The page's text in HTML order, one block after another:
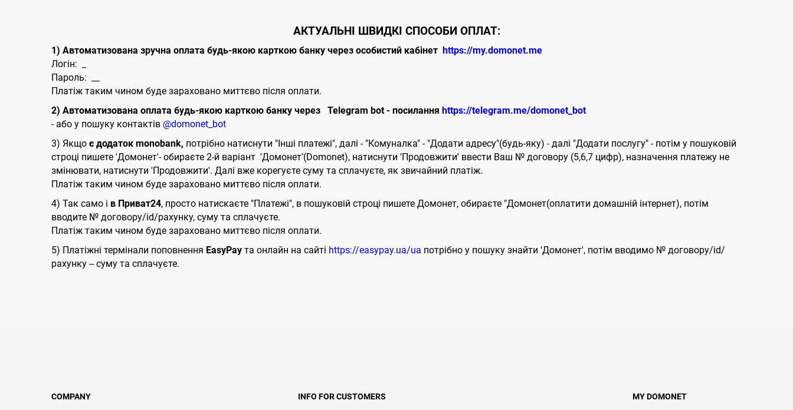
АКТУАЛЬНІ ШВИДКІ СПОСОБИ ОПЛАТ:
1) Автоматизована зручна оплата будь-якою карткою банку через особистий кабінет https://my.domonet.me
Логін: _
Пароль: __
Платіж таким чином буде зараховано миттєво після оплати.
2) Автоматизована оплата будь-якою карткою банку через Telegram bot - посилання https://telegram.me/domonet_bot
- або у пошуку контактів @domonet_bot
3) Якщо є додаток monobank, потрібно натиснути "Інші платежі", далі - "Комуналка" - "Додати адресу"(будь-яку) - далі "Додати послугу" - потім у пошуковій
строці пишете 'Домонет'- обираєте 2-й варіант 'Домонет'(Domonet), натиснути 'Продовжити' ввести Ваш № договору (5,6,7 цифр), назначення платежу не
змінювати, натиснути 'Продовжити'. Далі вже корегуєте суму та сплачуєте, як звичайний платіж.
Платіж таким чином буде зараховано миттєво після оплати.
4) Так само і в Приват24, просто натискаєте "Платежі", в пошуковій строці пишете Домонет, обираєте "Домонет(оплатити домашній інтернет), потім
вводите № договору/id/рахунку, суму та сплачуєте.
Платіж таким чином буде зараховано миттєво після оплати.
5) Платіжні термінали поповнення EasyPay та онлайн на сайті https://easypay.ua/ua потрібно у пошуку знайти 'Домонет', потім вводимо № договору/id/
рахунку -- суму та сплачуєте.
COMPANY INFO FOR CUSTOMERS MY DOMONET